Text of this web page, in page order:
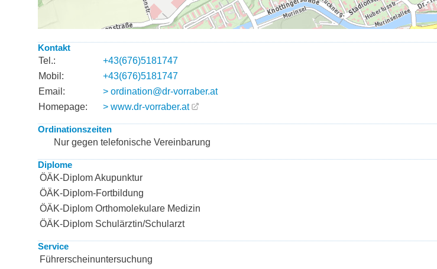
Kontakt
Tel.:
+43(676)5181747
Mobil:
+43(676)5181747
Email:
> ordination@dr-vorraber.at
Homepage:
> www.dr-vorraber.at
Ordinationszeiten
Nur gegen telefonische Vereinbarung
Diplome
ÖÄK-Diplom Akupunktur
ÖÄK-Diplom-Fortbildung
ÖÄK-Diplom Orthomolekulare Medizin
ÖÄK-Diplom Schulärztin/Schularzt
Service
Führerscheinuntersuchung